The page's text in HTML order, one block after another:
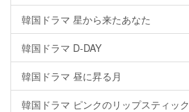
韓国ドラマ 星から来たあなた
韓国ドラマ D-DAY
韓国ドラマ 昼に昇る月
韓国ドラマ ピンクのリップスティック